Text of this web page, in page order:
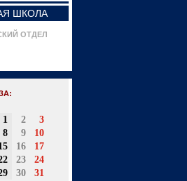
ШКОЛА
ОТДЕЛ
1 2
3
8 9
10
16
17
23
24
30 31